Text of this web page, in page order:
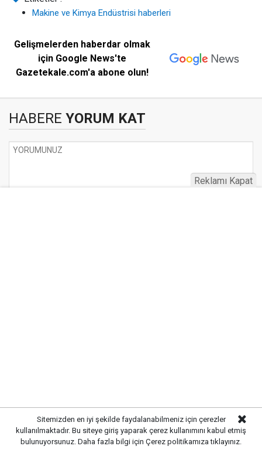
Makine ve Kimya Endüstrisi haberleri
Gelişmelerden haberdar olmak
için Google News'te
Gazetekale.com'a abone olun!
HABERE YORUM KAT
Sitemizden en iyi şekilde faydalanabilmeniz için çerezler
kullanılmaktadır. Bu siteye giriş yaparak çerez kullanımını kabul etmiş
bulunuyorsunuz. Daha fazla bilgi için Çerez politikamıza tıklayınız.
Reklamı Kapat